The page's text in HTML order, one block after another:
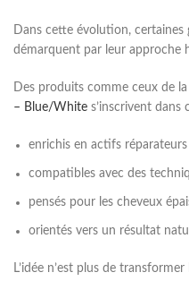
Dans cette évolution, certaines
démarquent par leur approche
Des produits comme ceux de
– Blue/White s’inscrivent dans
enrichis en actifs réparateurs
compatibles avec des
pensés pour les cheveux
orientés vers un résultat
L’idée n’est plus de